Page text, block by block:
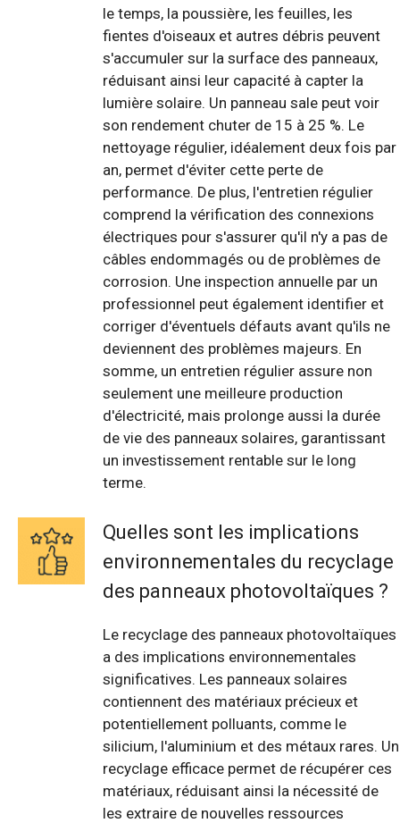
le temps, la poussière, les feuilles, les
fientes d'oiseaux et autres débris peuvent
s'accumuler sur la surface des panneaux,
réduisant ainsi leur capacité à capter la
lumière solaire. Un panneau sale peut voir
son rendement chuter de 15 à 25 %. Le
nettoyage régulier, idéalement deux fois par
an, permet d'éviter cette perte de
performance. De plus, l'entretien régulier
comprend la vérification des connexions
électriques pour s'assurer qu'il n'y a pas de
câbles endommagés ou de problèmes de
corrosion. Une inspection annuelle par un
professionnel peut également identifier et
corriger d'éventuels défauts avant qu'ils ne
deviennent des problèmes majeurs. En
somme, un entretien régulier assure non
seulement une meilleure production
d'électricité, mais prolonge aussi la durée
de vie des panneaux solaires, garantissant
un investissement rentable sur le long
terme.
Quelles sont les implications
environnementales du recyclage
des panneaux photovoltaïques ?
Le recyclage des panneaux photovoltaïques
a des implications environnementales
significatives. Les panneaux solaires
contiennent des matériaux précieux et
potentiellement polluants, comme le
silicium, l'aluminium et des métaux rares. Un
recyclage efficace permet de récupérer ces
matériaux, réduisant ainsi la nécessité de
les extraire de nouvelles ressources